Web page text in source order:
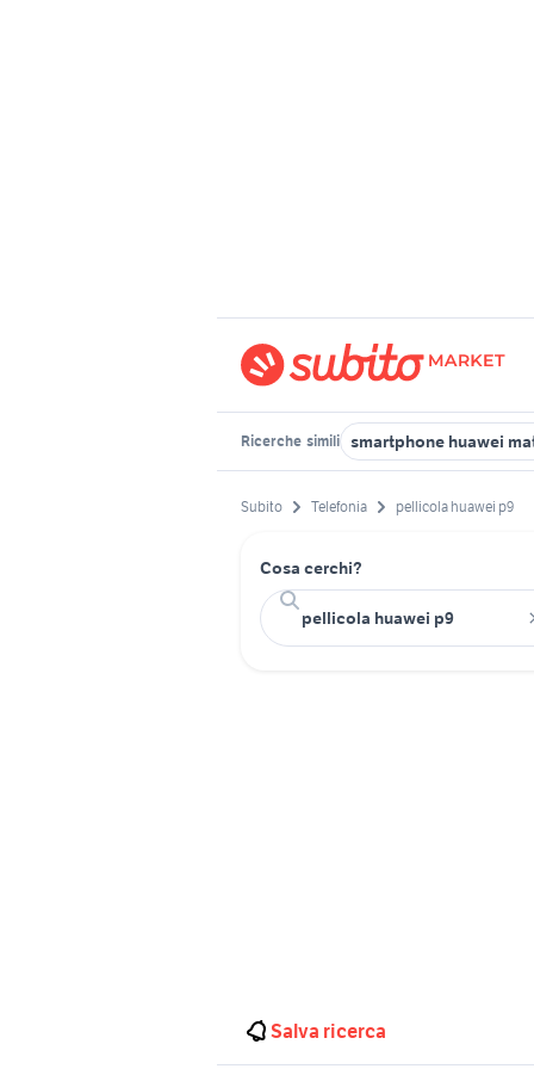
Ricerche simili smartphone huawei
Subito Telefonia pellicola huawei p9
Cosa cerchi?
Salva ricerca